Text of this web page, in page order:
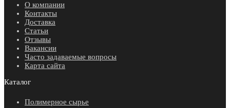
О компании
Контакты
Доставка
Статьи
Отзывы
Вакансии
Часто задаваемые вопросы
Карта сайта
Каталог
Полимерное сырье